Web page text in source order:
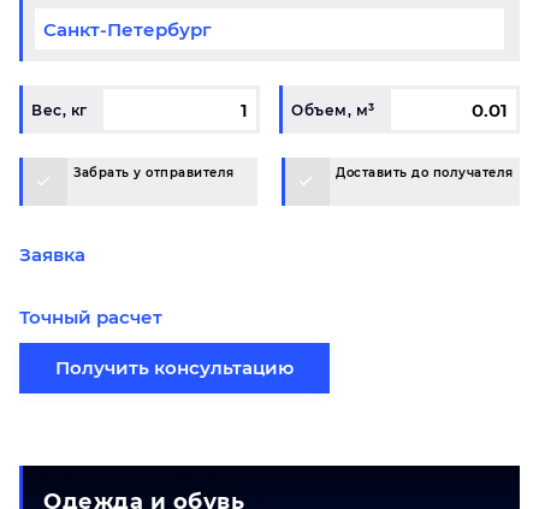
Вес, кг Объем, м³
Забрать у отправителя Доставить до получателя
Заявка
Точный расчет
Получить консультацию
Одежда и обувь